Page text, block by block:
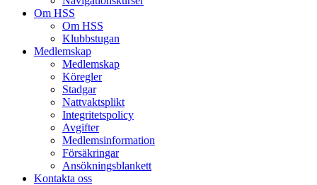
Om HSS
Om HSS
Klubbstugan
Medlemskap
Medlemskap
Köregler
Stadgar
Nattvaktsplikt
Integritetspolicy
Avgifter
Medlemsinformation
Försäkringar
Ansökningsblankett
Kontakta oss